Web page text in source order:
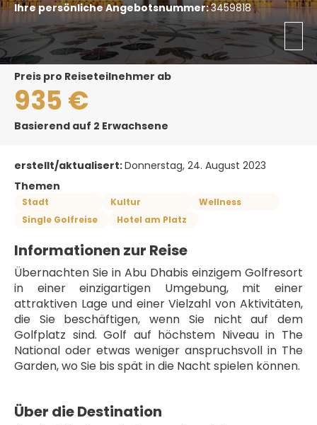
Ihre persönliche Angebotsnummer:3459818
Preis pro Reiseteilnehmer ab
935 €
Basierend auf 2 Erwachsene
erstellt/aktualisert:Donnerstag, 24. August 2023
Themen
Stadt Kultur
Wellness
Single Golfreise
Hotel am Platz
Informationen zur Reise
Übernachten Sie in Abu Dhabis einzigem Golfresort
in einer einzigartigen Umgebung, mit einer
attraktiven Lage und einer Vielzahl von Aktivitäten,
die Sie beschäftigen, wenn Sie nicht auf dem
Golfplatz sind. Golf auf höchstem Niveau in The
National oder etwas weniger anspruchsvoll in The
Garden, wo Sie bis spät in die Nacht spielen können.
Über die Destination